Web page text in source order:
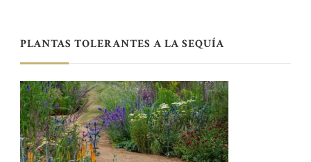
PLANTAS TOLERANTES A LA SEQUÍA